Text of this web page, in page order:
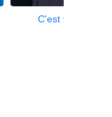
C'est votre argent